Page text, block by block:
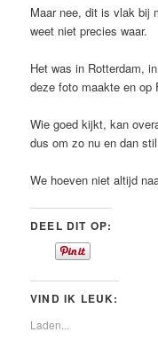
Maar nee, dit is vlak bij
weet niet precies waar.
Het was in Rotterdam,
deze foto maakte en op
Wie goed kijkt, kan
dus om zo nu en dan
We hoeven niet altijd
DEEL DIT OP:
VIND IK LEUK:
Laden...